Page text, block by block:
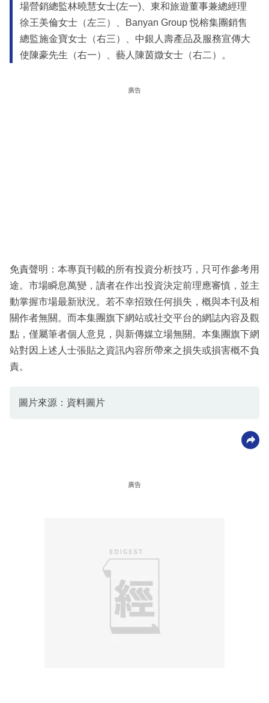
場營銷總監林曉慧女士(左一)、東和旅遊董事兼總經理
徐王美倫女士（左三）、Banyan Group 悦榕集團銷售
總監施金寶女士（右三）、中銀人壽產品及服務宣傳大
使陳豪先生（右一）、藝人陳茵媺女士（右二）。
廣告
免責聲明：本專頁刊載的所有投資分析技巧，只可作參考用
途。市場瞬息萬變，讀者在作出投資決定前理應審慎，並主
動掌握市場最新狀況。若不幸招致任何損失，概與本刊及相
關作者無關。而本集團旗下網站或社交平台的網誌內容及觀
點，僅屬筆者個人意見，與新傳媒立場無關。本集團旗下網
站對因上述人士張貼之資訊內容所帶來之損失或損害概不負
責。
圖片來源：資料圖片
廣告